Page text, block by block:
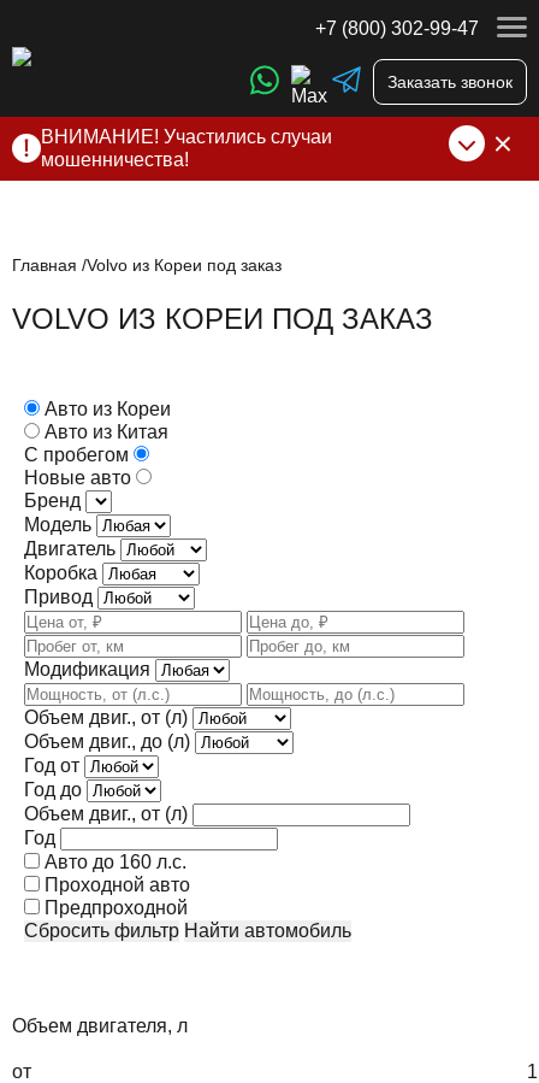
+7 (800) 302-99-47
Заказать звонок
ВНИМАНИЕ! Участились случаи
мошенничества!
нами по официальнымконтактам
Главная Volvo из Кореи под заказ
VOLVO ИЗ КОРЕИ ПОД ЗАКАЗ
Авто из Кореи
Авто из Китая
С пробегом
Новые авто
Бренд
Модель
Двигатель
Коробка
Привод
Модификация
Объем двиг., от (л)
Объем двиг., до (л)
Год от
Год до
Объем двиг., от (л)
Год
Авто до 160 л.с.
Проходной авто
Предпроходной
Сбросить фильтр
Найти автомобиль
Объем двигателя, л
от